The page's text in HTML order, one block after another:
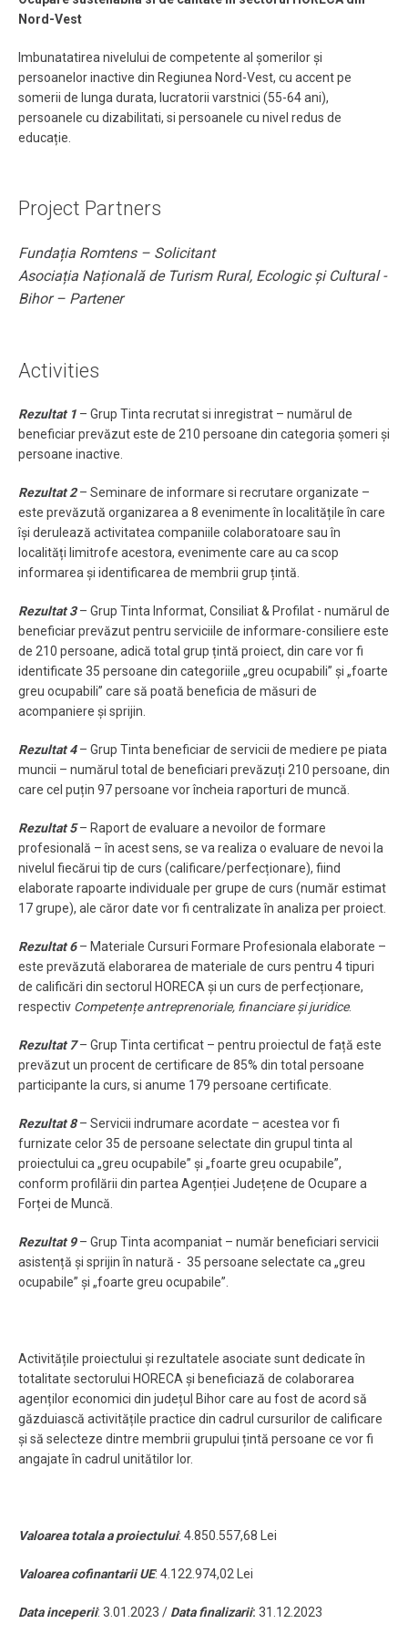
Nord-Vest ​
Imbunatatirea nivelului de competente al șomerilor și
persoanelor inactive din Regiunea Nord-Vest, cu accent pe
somerii de lunga durata, lucratorii varstnici (55-64 ani),
persoanele cu dizabilitati, si persoanele cu nivel redus de
educație.
Project Partners
Fundația Romtens – Solicitant
Asociația Națională de Turism Rural, Ecologic și Cultural -
Bihor – Partener
Activities
Rezultat 1 – Grup Tinta recrutat si inregistrat – numărul de
beneficiar prevăzut este de 210 persoane din categoria șomeri și
persoane inactive.
Rezultat 2– Seminare de informare si recrutare organizate –
este prevăzută organizarea a 8 evenimente în localitățile în care
își derulează activitatea companiile colaboratoare sau în
localități limitrofe acestora, evenimente care au ca scop
informarea și identificarea de membrii grup țintă.
Rezultat 3– Grup Tinta Informat, Consiliat & Profilat - numărul de
beneficiar prevăzut pentru serviciile de informare-consiliere este
de 210 persoane, adică total grup țintă proiect, din care vor fi
identificate 35 persoane din categoriile „greu ocupabili” și „foarte
greu ocupabili” care să poată beneficia de măsuri de
acompaniere și sprijin.
Rezultat 4– Grup Tinta beneficiar de servicii de mediere pe piata
muncii – numărul total de beneficiari prevăzuți 210 persoane, din
care cel puțin 97 persoane vor încheia raporturi de muncă.
Rezultat 5– Raport de evaluare a nevoilor de formare
profesională – în acest sens, se va realiza o evaluare de nevoi la
nivelul fiecărui tip de curs (calificare/perfecționare), fiind
elaborate rapoarte individuale per grupe de curs (număr estimat
17 grupe), ale căror date vor fi centralizate în analiza per proiect.
Rezultat 6– Materiale Cursuri Formare Profesionala elaborate –
este prevăzută elaborarea de materiale de curs pentru 4 tipuri
de calificări din sectorul HORECA și un curs de perfecționare,
respectiv Competențe antreprenoriale, financiare și juridice.
Rezultat 7– Grup Tinta certificat – pentru proiectul de față este
prevăzut un procent de certificare de 85% din total persoane
participante la curs, si anume 179 persoane certificate.
Rezultat 8– Servicii indrumare acordate – acestea vor fi
furnizate celor 35 de persoane selectate din grupul tinta al
proiectului ca „greu ocupabile” și „foarte greu ocupabile”,
conform profilării din partea Agenției Județene de Ocupare a
Forței de Muncă.
Rezultat 9– Grup Tinta acompaniat – număr beneficiari servicii
asistență și sprijin în natură - 35 persoane selectate ca „greu
ocupabile” și „foarte greu ocupabile”.
Activitățile proiectului și rezultatele asociate sunt dedicate în
totalitate sectorului HORECA și beneficiază de colaborarea
agenților economici din județul Bihor care au fost de acord să
găzduiască activitățile practice din cadrul cursurilor de calificare
și să selecteze dintre membrii grupului țintă persoane ce vor fi
angajate în cadrul unitătilor lor.
Valoarea totala a proiectului: 4.850.557,68 Lei
Valoarea cofinantarii UE: 4.122.974,02 Lei
Data inceperii: 3.01.2023 / Data finalizarii: 31.12.2023